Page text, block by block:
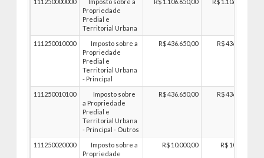
Propriedade
Predial e
Territorial Urbana
111250010000
Imposto sobre a
Propriedade
Predial e
Territorial Urbana
- Principal
R$ 436.650,00 R$ 436.650,00
111250010100
Imposto sobre
a Propriedade
Predial e
Territorial Urbana
- Principal - Outros
R$ 436.650,00 R$ 436.650,00
111250020000
Imposto sobre a
Propriedade
R$ 10.000,00 R$ 10.000,00